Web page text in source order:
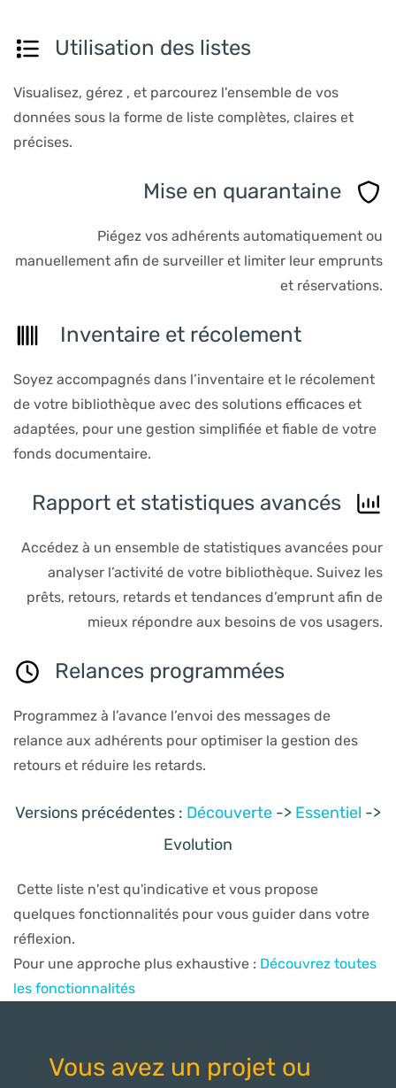
Utilisation des listes
Visualisez, gérez , et parcourez l'ensemble de vos
données sous la forme de liste complètes, claires et
précises.
Mise en quarantaine
Piégez vos adhérents automatiquement ou
manuellement afin de surveiller et limiter leur emprunts
et réservations.
Inventaire et récolement
Soyez accompagnés dans l’inventaire et le récolement
de votre bibliothèque avec des solutions efficaces et
adaptées, pour une gestion simplifiée et fiable de votre
fonds documentaire.
Rapport et statistiques avancés
Accédez à un ensemble de statistiques avancées pour
analyser l’activité de votre bibliothèque. Suivez les
prêts, retours, retards et tendances d’emprunt afin de
mieux répondre aux besoins de vos usagers.
Relances programmées
Programmez à l’avance l’envoi des messages de
relance aux adhérents pour optimiser la gestion des
retours et réduire les retards.
Versions précédentes : Découverte -> Essentiel ->
Evolution
Cette liste n'est qu'indicative et vous propose
quelques fonctionnalités pour vous guider dans votre
réflexion.
Pour une approche plus exhaustive : Découvrez toutes
les fonctionnalités
Vous avez un projet ou